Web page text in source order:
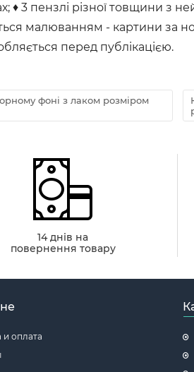
3 пензлі різної товщини з
малюванням - картини за
перед публікацією.
фоні з лаком розміром
14 днів на
повернення товару
и оплата